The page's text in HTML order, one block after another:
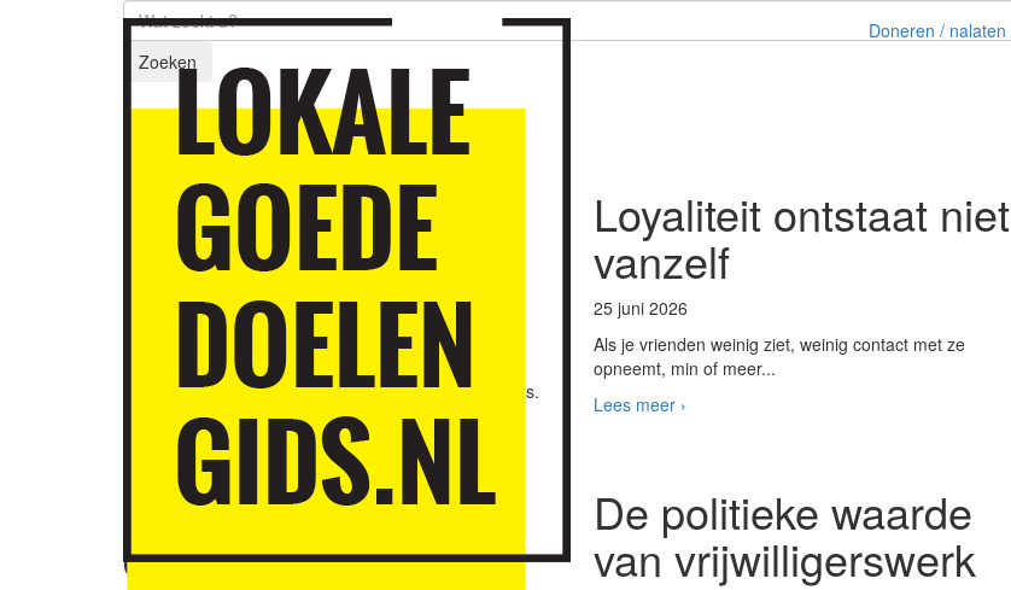
Doneren / nalaten
Zoeken
Nieuws
Lokale goede doelen
zijn ontzettend
populair
Eind juni vond de 15de 'Dag van de Filantropie' plaats.
Het was een trop...
Lees meer ›
Loyaliteit ontstaat niet
vanzelf
25 juni 2026
Als je vrienden weinig ziet, weinig contact met ze
opneemt, min of meer...
Lees meer ›
Jubilerend bedrijf
doneert lokaal
De politieke waarde
van vrijwilligerswerk